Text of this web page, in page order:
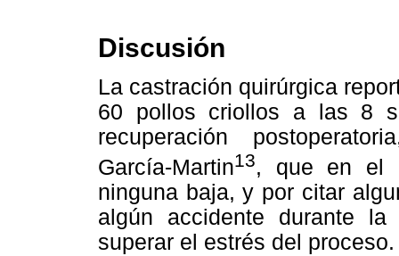
Discusión
La castración quirúrgica
60 pollos criollos a las 8
recuperación
García-Martin13, que en el
ninguna baja, y por citar
algún accidente durante
superar el estrés del proceso.